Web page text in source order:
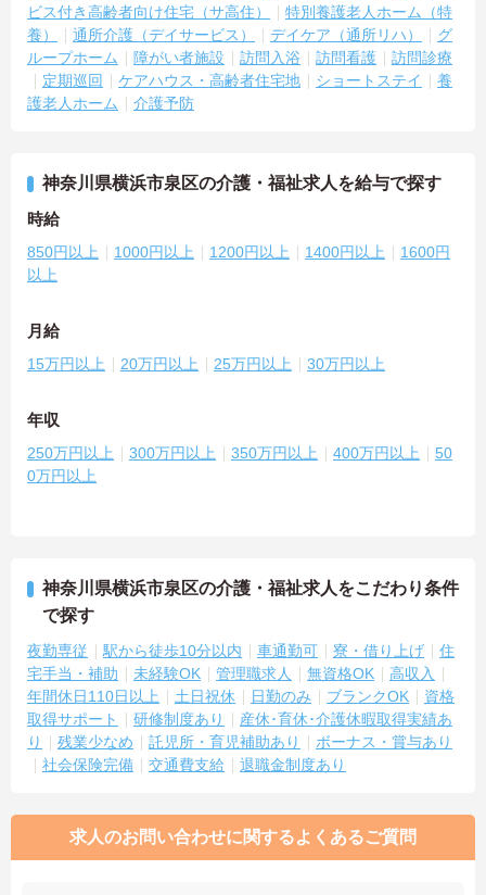
ビス付き高齢者向け住宅（サ高住）
特別養護老人ホーム（特
養）
通所介護（デイサービス） デイケア（通所リハ）
グ
ループホーム
障がい者施設 訪問入浴 訪問看護
訪問診療
定期巡回
ケアハウス・高齢者住宅地 ショートステイ
養
護老人ホーム
介護予防
神奈川県横浜市泉区の介護・福祉求人を給与で探す
時給
850円以上 1000円以上 1200円以上 1400円以上
1600円
以上
月給
15万円以上 20万円以上 25万円以上 30万円以上
年収
250万円以上 300万円以上 350万円以上 400万円以上
50
0万円以上
神奈川県横浜市泉区の介護・福祉求人をこだわり条件
で探す
夜勤専従 駅から徒歩10分以内 車通勤可 寮・借り上げ
住
宅手当・補助
未経験OK 管理職求人 無資格OK
高収入
年間休日110日以上
土日祝休 日勤のみ ブランクOK
資格
取得サポート
研修制度あり
産休･育休･介護休暇取得実績あ
り
残業少なめ 託児所・育児補助あり
ボーナス・賞与あり
社会保険完備
交通費支給 退職金制度あり
求人のお問い合わせに関するよくあるご質問